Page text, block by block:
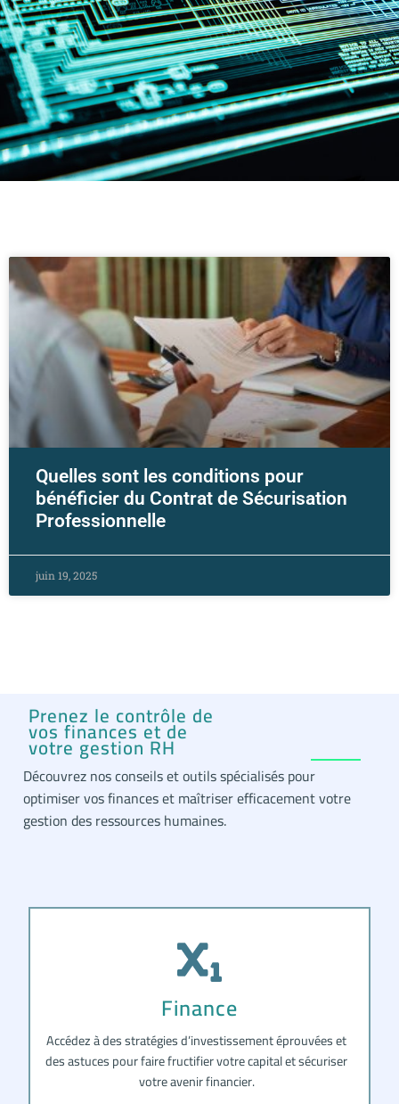
Quelles sont les conditions pour
bénéficier du Contrat de Sécurisation
Professionnelle
juin 19, 2025
Prenez le contrôle de
vos finances et de
votre gestion RH
Découvrez nos conseils et outils spécialisés pour
optimiser vos finances et maîtriser efficacement votre
gestion des ressources humaines.
Finance
Accédez à des stratégies d’investissement éprouvées et
des astuces pour faire fructifier votre capital et sécuriser
votre avenir financier.